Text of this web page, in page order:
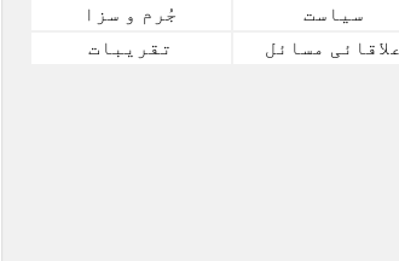
سیاست
جُرم و سزا
علاقائی مسائل
تقریبات